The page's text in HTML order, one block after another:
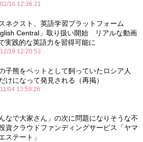
16 12:36:21
ネクスト、英語学習プラットフォーム
Central」取り扱い開始 リアルな動画
実践的な英語力を習得可能に
19 12:20:53
子熊をペットとして飼っていたロシア人
けになって発見される（再掲）
04 13:59:26
んなで大家さん」の次に問題になりそうな不
資クラウドファンディングサービス「ヤマ
ステート」